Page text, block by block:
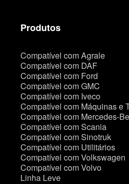
Produtos
Compatível com Agrale
Compatível com DAF
Compatível com Ford
Compatível com GMC
Compatível com Iveco
Compatível com Máquinas e
Compatível com Mercedes-
Compatível com Scania
Compatível com Sinotruk
Compatível com Utilitários
Compatível com Volkswagen
Compatível com Volvo
Linha Leve